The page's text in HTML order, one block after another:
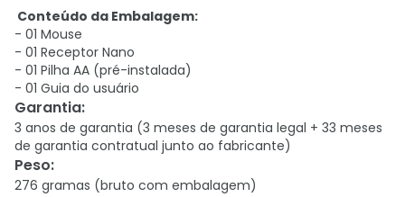
Conteúdo da Embalagem:
- 01 Mouse
- 01 Receptor Nano
- 01 Pilha AA (pré-instalada)
- 01 Guia do usuário
Garantia:
3 anos de garantia (3 meses de garantia legal + 33 meses
de garantia contratual junto ao fabricante)
Peso:
276 gramas (bruto com embalagem)